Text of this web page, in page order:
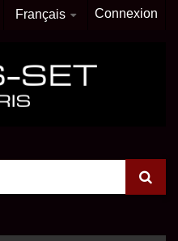
Connexion
Français